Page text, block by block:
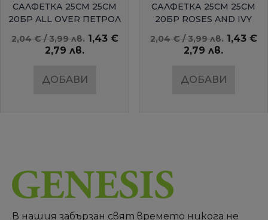
БЪРЗ ПРЕГЛЕД
САЛФЕТКА 25СМ 25СМ
20БР ALL OVER ПЕТРОЛ
2,04 € / 3,99 лв. 1,43 €
2,79 лв.
ДОБАВИ
БЪРЗ ПРЕГЛЕД
САЛФЕТКА 25СМ 25СМ
20БР ROSES AND IVY
AMBIENTE
2,04 € / 3,99 лв. 1,43 €
2,79 лв.
ДОБАВИ
В нашия забързан свят времето никога не